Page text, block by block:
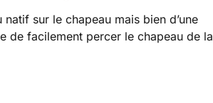
natif sur le chapeau mais bien d’une
de facilement percer le chapeau de la